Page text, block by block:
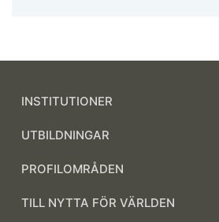
INSTITUTIONER
UTBILDNINGAR
PROFILOMRÅDEN
TILL NYTTA FÖR VÄRLDEN